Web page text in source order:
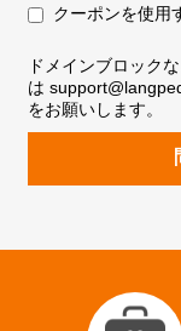
クーポンを使用
ドメインブロック
は
をお願いします。